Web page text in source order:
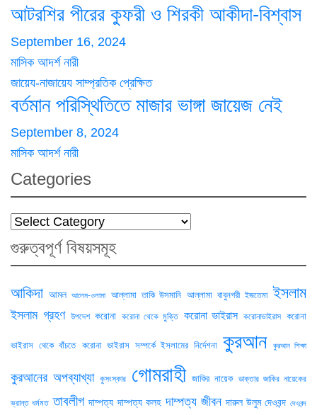
আটরশির পীরের কুফরী ও শিরকী আকীদা-বিশ্বাস
September 16, 2024
মাসিক আদর্শ নারী
জায়েয-নাজায়েয সাম্প্রতিক প্রেক্ষিত
বর্তমান পরিস্থিতিতে মাজার ভাঙ্গা জায়েজ নেই
September 8, 2024
মাসিক আদর্শ নারী
Categories
Categories
গুরুত্বপূর্ণ বিষয়সমূহ
আকিদা আমল আলেম-ওলামা আল্লামা তাকি উসমানি আল্লামা বাবুনগরী ইজতেমা ইসলাম
ইসলাম গ্রহণ উপদেশ করোনা করোনা থেকে মুক্তি করোনা ভাইরাস করোনাভাইরাস করোনা
ভাইরাস থেকে বাঁচতে করোনা ভাইরাস সম্পর্কে ইসলামের নির্দেশনা কুরআন কুরআন শিক্ষা
কুরআনের অপব্যাখ্যা কুসংস্কার গোমরাহী জাকির নায়েক ডাক্তার জাকির নায়েকের
ভ্রান্ত ধর্মমত তাবলীগ দাম্পত্য দাম্পত্য কলহ দাম্পত্য জীবন দারুল উলুম দেওবন্দ দেওবন্দ